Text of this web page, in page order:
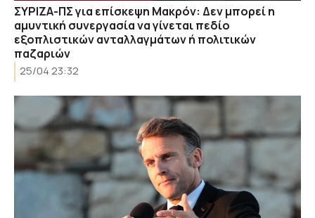
ΣYΡIZΑ-ΠΣ για επίσκεψη Μακρόν: Δεν μπορεί η
αμυντική συνεργασία να γίνεται πεδίο
εξοπλιστικών ανταλλαγμάτων ή πολιτικών
παζαριών
25/04 23:32